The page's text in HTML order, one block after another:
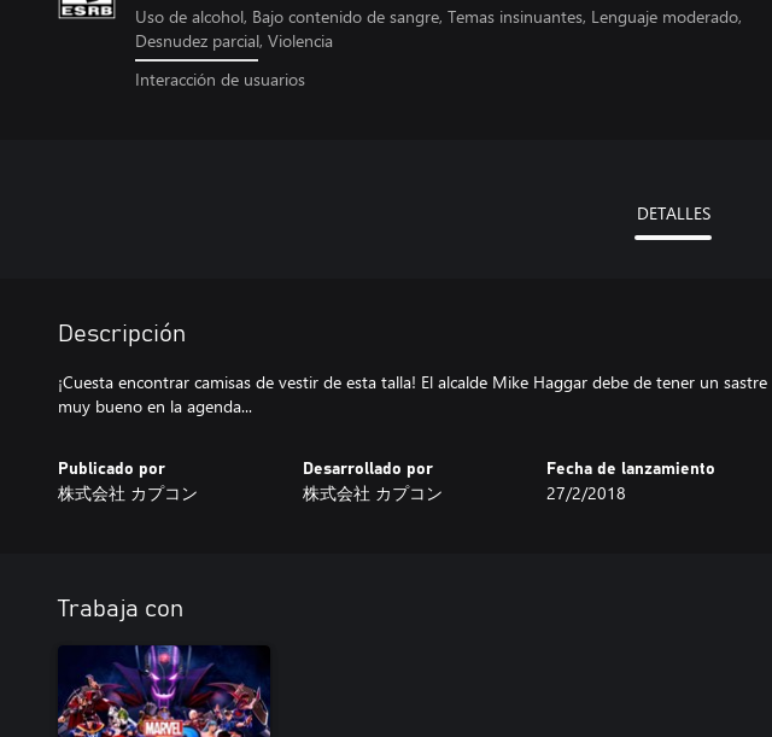
Uso de alcohol, Bajo contenido de sangre, Temas insinuantes, Lenguaje moderado,
Desnudez parcial, Violencia
Interacción de usuarios
DETALLES
Descripción
¡Cuesta encontrar camisas de vestir de esta talla! El alcalde Mike Haggar debe de tener un sastre
muy bueno en la agenda...
Publicado por
株式会社 カプコン
Desarrollado por
株式会社 カプコン
Fecha de lanzamiento
27/2/2018
Trabaja con